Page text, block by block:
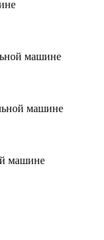
машине
машине
машине